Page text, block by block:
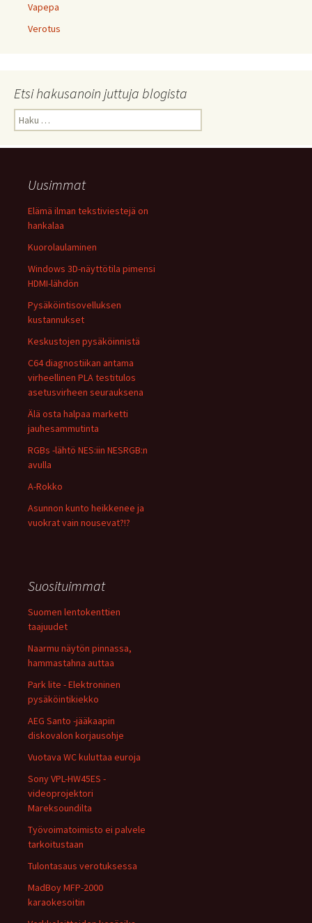
Vapepa
Verotus
Etsi hakusanoin juttuja blogista
Haku:
Uusimmat
Elämä ilman tekstiviestejä on
hankalaa
Kuorolaulaminen
Windows 3D-näyttötila pimensi
HDMI-lähdön
Pysäköintisovelluksen
kustannukset
Keskustojen pysäköinnistä
C64 diagnostiikan antama
virheellinen PLA testitulos
asetusvirheen seurauksena
Älä osta halpaa marketti
jauhesammutinta
RGBs -lähtö NES:iin NESRGB:n
avulla
A-Rokko
Asunnon kunto heikkenee ja
vuokrat vain nousevat?!?
Suosituimmat
Suomen lentokenttien
taajuudet
Naarmu näytön pinnassa,
hammastahna auttaa
Park lite - Elektroninen
pysäköintikiekko
AEG Santo -jääkaapin
diskovalon korjausohje
Vuotava WC kuluttaa euroja
Sony VPL-HW45ES -
videoprojektori
Mareksoundilta
Työvoimatoimisto ei palvele
tarkoitustaan
Tulontasaus verotuksessa
MadBoy MFP-2000
karaokesoitin